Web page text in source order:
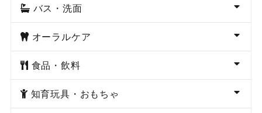
バス・洗面
オーラルケア
食品・飲料
知育玩具・おもちゃ